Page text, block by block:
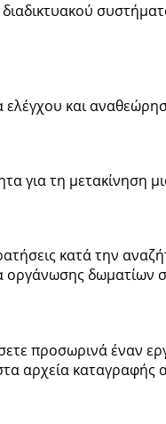
και
για τη μετακίνηση
κατά την
δωματίων
προσωρινά έναν
αρχεία